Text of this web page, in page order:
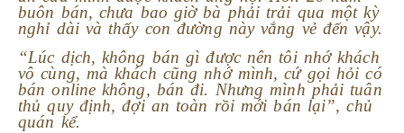
buôn bán, chưa bao giờ bà phải trải qua một kỳ
nghỉ dài và thấy con đường này vắng vẻ đến vậy.
“Lúc dịch, không bán gì được nên tôi nhớ khách
vô cùng, mà khách cũng nhớ mình, cứ gọi hỏi có
bán online không, bán đi. Nhưng mình phải tuân
thủ quy định, đợi an toàn rồi mới bán lại”, chủ
quán kể.